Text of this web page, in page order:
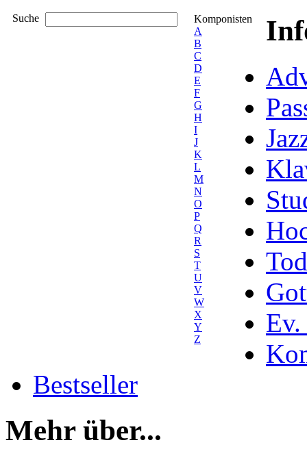
Suche
Komponisten
A
B
C
D
E
F
G
H
I
J
K
L
M
N
O
P
Q
R
S
T
U
V
W
X
Y
Z
Ev.
Bestseller
Mehr über...